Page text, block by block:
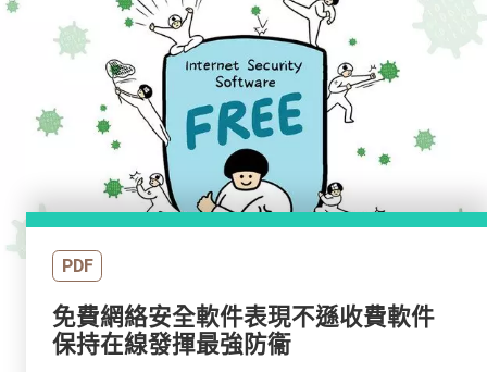
PDF
免費網絡安全軟件表現不遜收費軟件
保持在線發揮最強防衞